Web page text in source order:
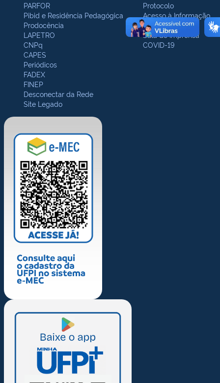
PARFOR
Pibid e Residência Pedagógica
Prodocência
LAPETRO
CNPq
CAPES
Periódicos
FADEX
FINEP
Desconectar da Rede
Site Legado
Protocolo
Acesso à Informação
Ouvidoria
Sala de Imprensa
COVID-19